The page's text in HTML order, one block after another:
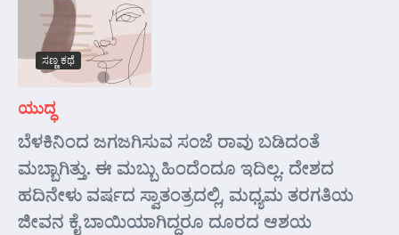
ಸಣ್ಣ ಕಥೆ
ಯುದ್ಧ
ಬೆಳಕಿನಿಂದ ಜಗಜಗಿಸುವ ಸಂಜೆ ರಾವು ಬಡಿದಂತೆ
ಮಬ್ಬಾಗಿತ್ತು. ಈ ಮಬ್ಬು ಹಿಂದೆಂದೂ ಇದಿಲ್ಲ. ದೇಶದ
ಹದಿನೇಳು ವರ್ಷದ ಸ್ವಾತಂತ್ರದಲ್ಲಿ, ಮಧ್ಯಮ ತರಗತಿಯ
ಜೀವನ ಕೈ ಬಾಯಿಯಾಗಿದ್ದರೂ ದೂರದ ಆಶಯ